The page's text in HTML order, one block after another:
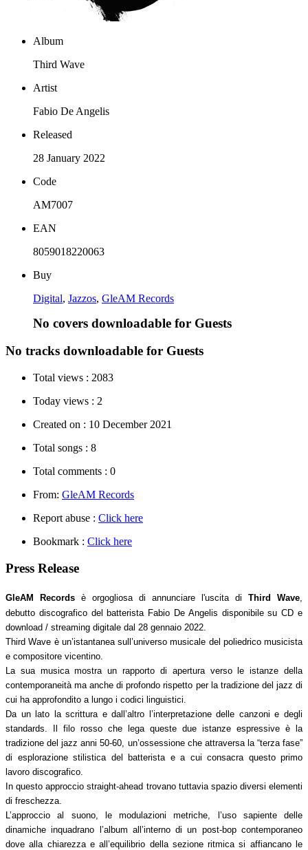
Album
Third Wave
Artist
Fabio De Angelis
Released
28 January 2022
Code
AM7007
EAN
8059018220063
Buy
Digital, Jazzos, GleAM Records
No covers downloadable for Guests
No tracks downloadable for Guests
Total views : 2083
Today views : 2
Created on : 10 December 2021
Total songs : 8
Total comments : 0
From: GleAM Records
Report abuse : Click here
Bookmark : Click here
Press Release
GleAM Records è orgogliosa di annunciare l'uscita di Third Wave
debutto discografico del batterista Fabio De Angelis disponibile su CD e
download / streaming digitale dal 28 gennaio 2022.
Third Wave è un’istantanea sull’universo musicale del poliedrico musicista
e compositore vicentino.
La sua musica mostra un rapporto di apertura verso le istanze della
contemporaneità ma anche di profondo rispetto per la tradizione del jazz di
cui ha approfondito a lungo i codici linguistici.
Da un lato la scrittura e dall’altro l’interpretazione delle canzoni e degli
standards. Il filo rosso che lega queste due istanze espressive è la
tradizione del jazz anni 50-60, un’ossessione che attraversa la “terza fase”
di esplorazione stilistica del batterista e a cui consacra questo primo
lavoro discografico.
In questo approccio straight-ahead trovano tuttavia spazio diversi elementi
di freschezza.
L’approccio al suono, le modulazioni metriche, l’uso sapiente delle
dinamiche inquadrano l’album all’interno di un post-bop contemporaneo
dove alla chiarezza e all’equilibrio della sezione ritmica si affiancano le